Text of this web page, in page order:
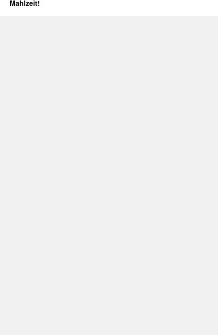
Mahlzeit!